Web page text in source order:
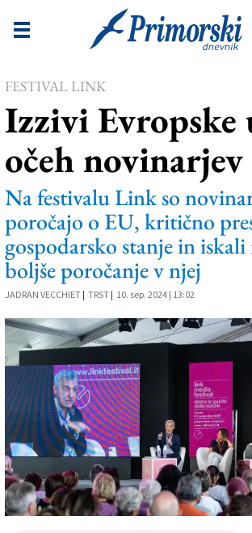
Novice
Goriška
Kultura
Šport
Še
Vreme
V Kioskih
Uredništvo
Oglasi
Založnik
Zadruga PD
Naročnine
FESTIVAL LINK
Izzivi Evropske
očeh novinarjev
Na festivalu Link so
poročajo o EU, kritično
gospodarsko stanje in iskali
boljše poročanje v njej
JADRAN VECCHIET | TRST | 10. sep. 2024 | 13:02